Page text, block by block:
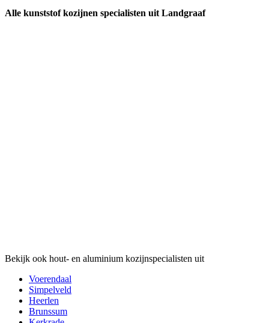
Alle kunststof kozijnen specialisten uit Landgraaf
Bekijk ook hout- en aluminium kozijnspecialisten uit
Voerendaal
Simpelveld
Heerlen
Brunssum